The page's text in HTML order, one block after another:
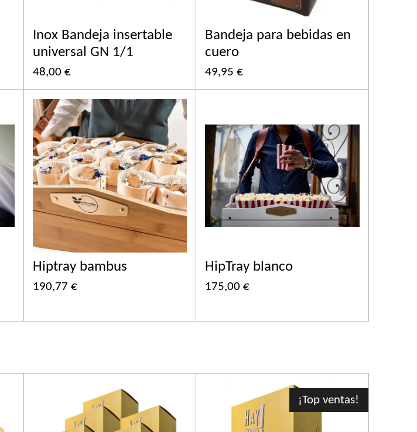
Inox Bandeja insertable
universal GN 1/1
48,00 €
Bandeja para bebidas en
cuero
49,95 €
Hiptray bambus
190,77 €
HipTray blanco
175,00 €
¡Top ventas!